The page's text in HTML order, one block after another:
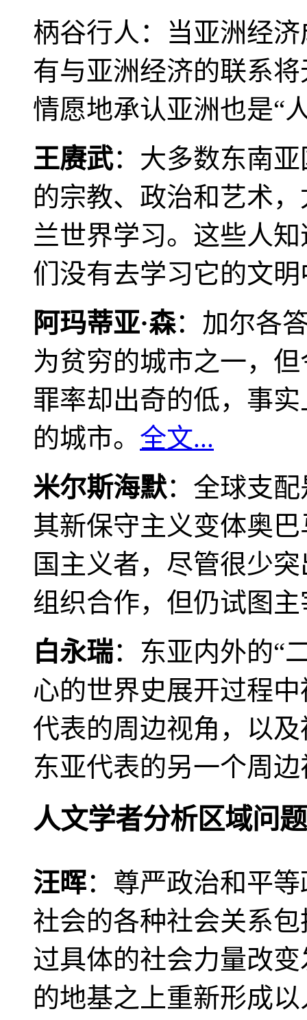
柄谷行人：当亚洲经
有与亚洲经济的联系
情愿地承认亚洲也是“
王赓武：大多数东南
的宗教、政治和艺术
兰世界学习。这些人
们没有去学习它的文
阿玛蒂亚·森：加尔各
为贫穷的城市之一，
罪率却出奇的低，事
的城市。 全文...
米尔斯海默：全球支
其新保守主义变体奥
国主义者，尽管很少
组织合作，但仍试图
白永瑞：东亚内外的“
心的世界史展开过程
代表的周边视角，以
东亚代表的另一个周
人文学者分析区域问题
汪晖：尊严政治和平
社会的各种社会关系
过具体的社会力量改
的地基之上重新形成